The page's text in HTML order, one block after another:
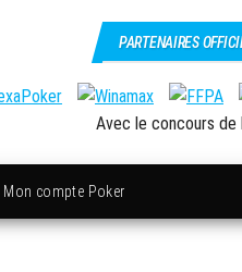
PARTENAIRES
Avec le concours de
Mon compte Poker